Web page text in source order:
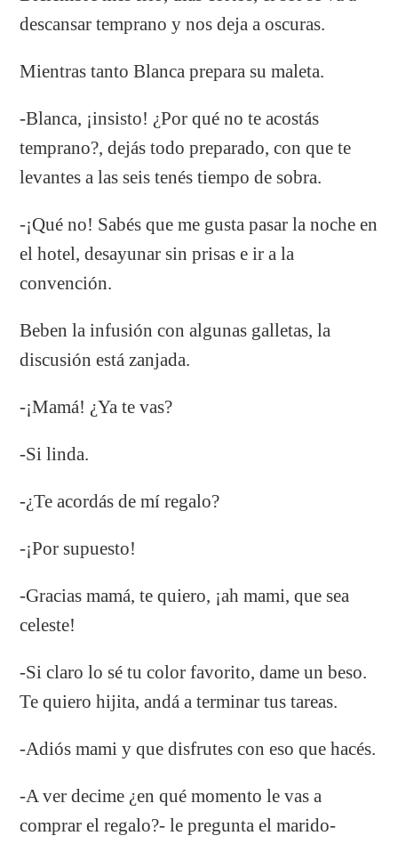
descansar temprano y nos deja a oscuras.
Mientras tanto Blanca prepara su maleta.
-Blanca, ¡insisto! ¿Por qué no te acostás
temprano?, dejás todo preparado, con que te
levantes a las seis tenés tiempo de sobra.
-¡Qué no! Sabés que me gusta pasar la noche en
el hotel, desayunar sin prisas e ir a la
convención.
Beben la infusión con algunas galletas, la
discusión está zanjada.
-¡Mamá! ¿Ya te vas?
-Si linda.
-¿Te acordás de mí regalo?
-¡Por supuesto!
-Gracias mamá, te quiero, ¡ah mami, que sea
celeste!
-Si claro lo sé tu color favorito, dame un beso.
Te quiero hijita, andá a terminar tus tareas.
-Adiós mami y que disfrutes con eso que hacés.
-A ver decime ¿en qué momento le vas a
comprar el regalo?- le pregunta el marido-